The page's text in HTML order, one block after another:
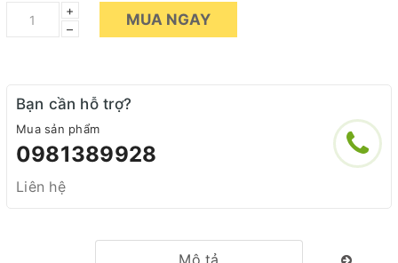
+
–
MUA NGAY
Bạn cần hỗ trợ?
Mua sản phẩm
0981389928
Liên hệ
Mô tả